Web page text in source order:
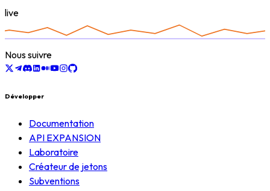
live
Nous suivre
Développer
Documentation
API EXPANSION
Laboratoire
Créateur de jetons
Subventions